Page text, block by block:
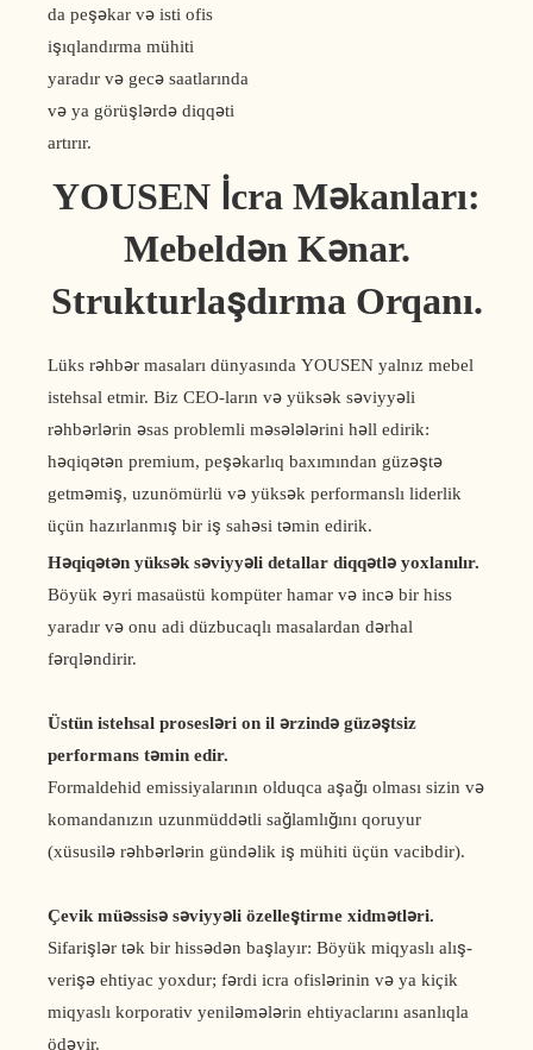
da peşəkar və isti ofis
işıqlandırma mühiti
yaradır və gecə saatlarında
və ya görüşlərdə diqqəti
artırır.
YOUSEN İcra Məkanları:
Mebeldən Kənar.
Strukturlaşdırma Orqanı.
Lüks rəhbər masaları dünyasında YOUSEN yalnız mebel
istehsal etmir. Biz CEO-ların və yüksək səviyyəli
rəhbərlərin əsas problemli məsələlərini həll edirik:
həqiqətən premium, peşəkarlıq baxımından güzəştə
getməmiş, uzunömürlü və yüksək performanslı liderlik
üçün hazırlanmış bir iş sahəsi təmin edirik.
Həqiqətən yüksək səviyyəli detallar diqqətlə yoxlanılır.
Böyük əyri masaüstü kompüter hamar və incə bir hiss
yaradır və onu adi düzbucaqlı masalardan dərhal
fərqləndirir.
Üstün istehsal prosesləri on il ərzində güzəştsiz
performans təmin edir.
Formaldehid emissiyalarının olduqca aşağı olması sizin və
komandanızın uzunmüddətli sağlamlığını qoruyur
(xüsusilə rəhbərlərin gündəlik iş mühiti üçün vacibdir).
Çevik müəssisə səviyyəli özelleştirme xidmətləri.
Sifarişlər tək bir hissədən başlayır: Böyük miqyaslı alış-
verişə ehtiyac yoxdur; fərdi icra ofislərinin və ya kiçik
miqyaslı korporativ yeniləmələrin ehtiyaclarını asanlıqla
ödəyir.